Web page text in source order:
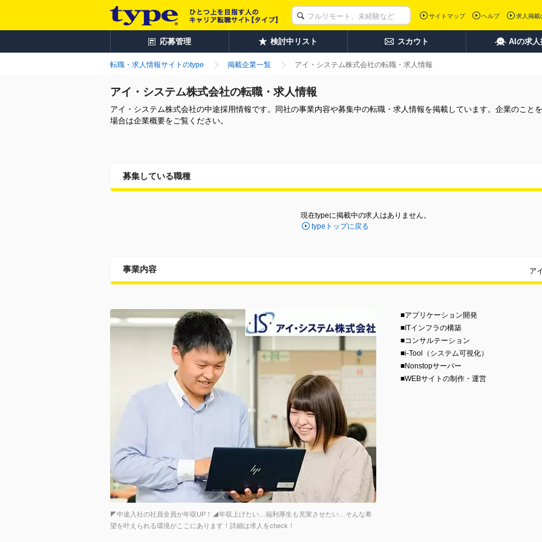
サイトマップ ヘルプ 求人掲載
応募管理 検討中リスト スカウト AIの求人
転職・求人情報サイトのtype 掲載企業一覧 アイ・システム株式会社の転職・求人情報
アイ・システム株式会社の転職・求人情報
アイ・システム株式会社の中途採用情報です。同社の事業内容や募集中の転職・求人情報を掲載しています。企業のこと
場合は企業概要をご覧ください。
募集している職種
現在typeに掲載中の求人はありません。
typeトップに戻る
事業内容 ア
◤中途入社の社員全員が年収UP！◢年収上げたい…福利厚生も充実させたい…そんな希
望を叶えられる環境がここにあります！詳細は求人をcheck！
■アプリケーション開発
■ITインフラの構築
■コンサルテーション
■i-Tool（システム可視化）
■Nonstopサーバー
■WEBサイトの制作・運営